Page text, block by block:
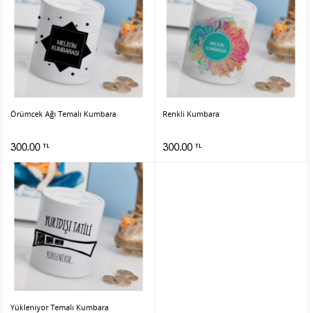
Örümcek Ağı Temalı Kumbara
300.00 TL
Renkli Kumbara
300.00 TL
Yükleniyor Temalı Kumbara